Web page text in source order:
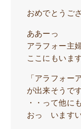
おめでとうご
ああーっ
アラフォー主
ここにもいま
「アラフォー
が出来そうで
・・って他に
おっ います